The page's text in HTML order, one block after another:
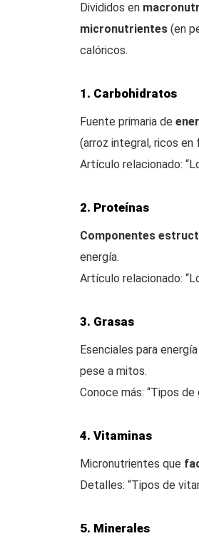
Divididos en
micronutrientes (en
calóricos.
1. Carbohidratos
Fuente primaria de
(arroz integral, ricos en
Artículo relacionado:
2. Proteínas
Componentes
energía.
Artículo relacionado:
3. Grasas
Esenciales para
pese a mitos.
Conoce más: “Tipos
4. Vitaminas
Micronutrientes que
Detalles: “Tipos de
5. Minerales